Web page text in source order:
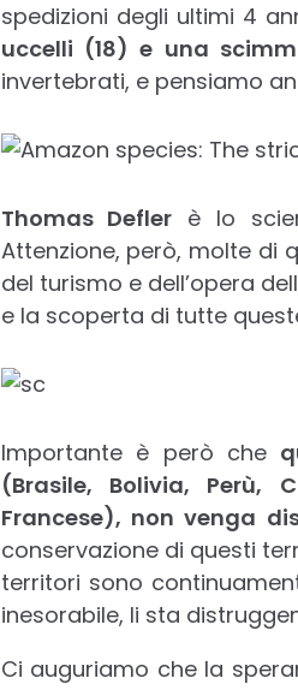
spedizioni degli ultimi 4
uccelli (18) e una
invertebrati, e pensiamo
Thomas Defler è lo
Attenzione, però, molte di
del turismo e dell’opera
e la scoperta di tutte
Importante è però che
(Brasile, Bolivia, Perù,
Francese), non venga
conservazione di questi
territori sono
inesorabile, li sta
Ci auguriamo che la